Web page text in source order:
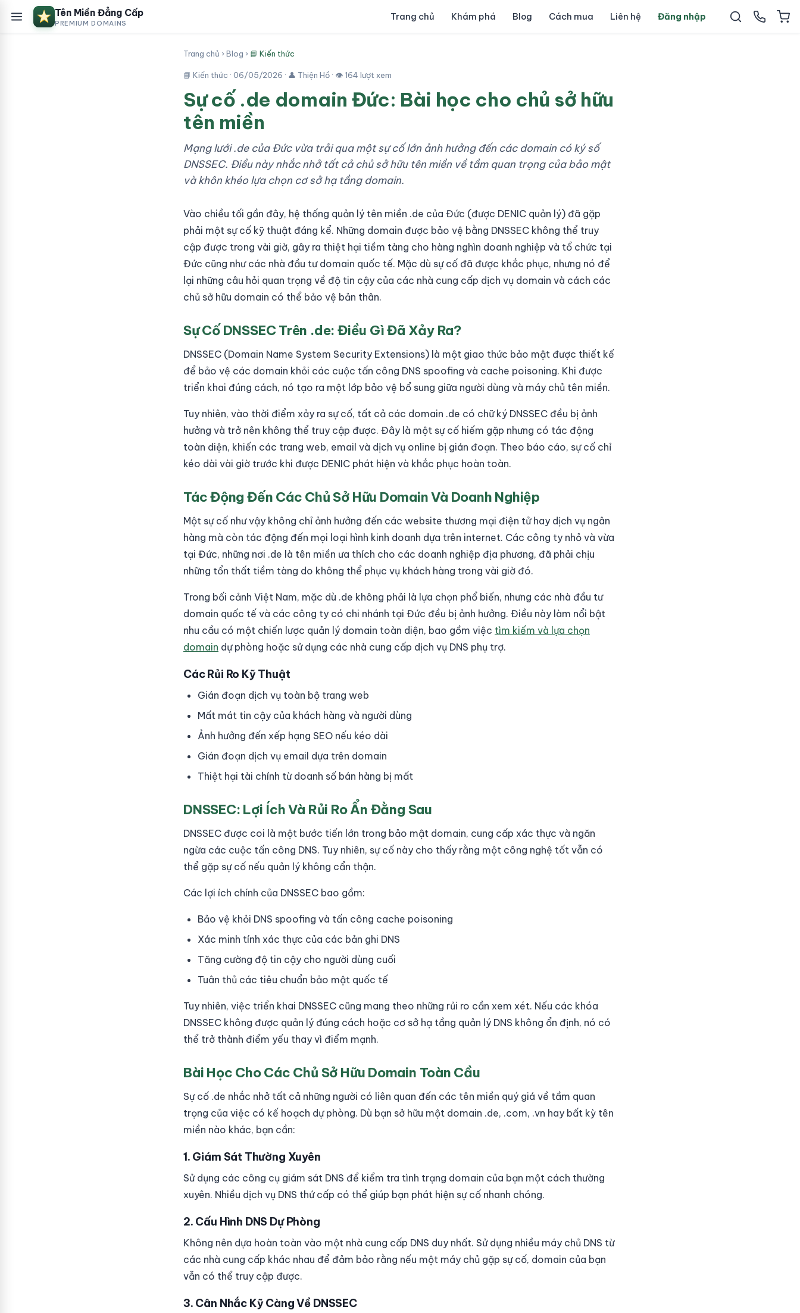
Tên Miền Đẳng Cấp
PREMIUM DOMAINS
Trang chủ Khám phá Blog Cách mua Liên hệ Đăng nhập
Trang chủ ›Blog › 📘 Kiến thức
📘 Kiến thức · 06/05/2026 · 👤 Thiện Hồ · 👁 164 lượt xem
Sự cố .de domain Đức: Bài học cho chủ sở hữu
tên miền
Mạng lưới .de của Đức vừa trải qua một sự cố lớn ảnh hưởng đến các domain có ký số
DNSSEC. Điều này nhắc nhở tất cả chủ sở hữu tên miền về tầm quan trọng của bảo mật
và khôn khéo lựa chọn cơ sở hạ tầng domain.
Vào chiều tối gần đây, hệ thống quản lý tên miền .de của Đức (được DENIC quản lý) đã gặp
phải một sự cố kỹ thuật đáng kể. Những domain được bảo vệ bằng DNSSEC không thể truy
cập được trong vài giờ, gây ra thiệt hại tiềm tàng cho hàng nghìn doanh nghiệp và tổ chức tại
Đức cũng như các nhà đầu tư domain quốc tế. Mặc dù sự cố đã được khắc phục, nhưng nó để
lại những câu hỏi quan trọng về độ tin cậy của các nhà cung cấp dịch vụ domain và cách các
chủ sở hữu domain có thể bảo vệ bản thân.
Sự Cố DNSSEC Trên .de: Điều Gì Đã Xảy Ra?
DNSSEC (Domain Name System Security Extensions) là một giao thức bảo mật được thiết kế
để bảo vệ các domain khỏi các cuộc tấn công DNS spoofing và cache poisoning. Khi được
triển khai đúng cách, nó tạo ra một lớp bảo vệ bổ sung giữa người dùng và máy chủ tên miền.
Tuy nhiên, vào thời điểm xảy ra sự cố, tất cả các domain .de có chữ ký DNSSEC đều bị ảnh
hưởng và trở nên không thể truy cập được. Đây là một sự cố hiếm gặp nhưng có tác động
toàn diện, khiến các trang web, email và dịch vụ online bị gián đoạn. Theo báo cáo, sự cố chỉ
kéo dài vài giờ trước khi được DENIC phát hiện và khắc phục hoàn toàn.
Tác Động Đến Các Chủ Sở Hữu Domain Và Doanh Nghiệp
Một sự cố như vậy không chỉ ảnh hưởng đến các website thương mại điện tử hay dịch vụ ngân
hàng mà còn tác động đến mọi loại hình kinh doanh dựa trên internet. Các công ty nhỏ và vừa
tại Đức, những nơi .de là tên miền ưa thích cho các doanh nghiệp địa phương, đã phải chịu
những tổn thất tiềm tàng do không thể phục vụ khách hàng trong vài giờ đó.
Trong bối cảnh Việt Nam, mặc dù .de không phải là lựa chọn phổ biến, nhưng các nhà đầu tư
domain quốc tế và các công ty có chi nhánh tại Đức đều bị ảnh hưởng. Điều này làm nổi bật
nhu cầu có một chiến lược quản lý domain toàn diện, bao gồm việc tìm kiếm và lựa chọn
domain dự phòng hoặc sử dụng các nhà cung cấp dịch vụ DNS phụ trợ.
Các Rủi Ro Kỹ Thuật
Gián đoạn dịch vụ toàn bộ trang web
Mất mát tin cậy của khách hàng và người dùng
Ảnh hưởng đến xếp hạng SEO nếu kéo dài
Gián đoạn dịch vụ email dựa trên domain
Thiệt hại tài chính từ doanh số bán hàng bị mất
DNSSEC: Lợi Ích Và Rủi Ro Ẩn Đằng Sau
DNSSEC được coi là một bước tiến lớn trong bảo mật domain, cung cấp xác thực và ngăn
ngừa các cuộc tấn công DNS. Tuy nhiên, sự cố này cho thấy rằng một công nghệ tốt vẫn có
thể gặp sự cố nếu quản lý không cẩn thận.
Các lợi ích chính của DNSSEC bao gồm:
Bảo vệ khỏi DNS spoofing và tấn công cache poisoning
Xác minh tính xác thực của các bản ghi DNS
Tăng cường độ tin cậy cho người dùng cuối
Tuân thủ các tiêu chuẩn bảo mật quốc tế
Tuy nhiên, việc triển khai DNSSEC cũng mang theo những rủi ro cần xem xét. Nếu các khóa
DNSSEC không được quản lý đúng cách hoặc cơ sở hạ tầng quản lý DNS không ổn định, nó có
thể trở thành điểm yếu thay vì điểm mạnh.
Bài Học Cho Các Chủ Sở Hữu Domain Toàn Cầu
Sự cố .de nhắc nhở tất cả những người có liên quan đến các tên miền quý giá về tầm quan
trọng của việc có kế hoạch dự phòng. Dù bạn sở hữu một domain .de, .com, .vn hay bất kỳ tên
miền nào khác, bạn cần:
1. Giám Sát Thường Xuyên
Sử dụng các công cụ giám sát DNS để kiểm tra tình trạng domain của bạn một cách thường
xuyên. Nhiều dịch vụ DNS thứ cấp có thể giúp bạn phát hiện sự cố nhanh chóng.
2. Cấu Hình DNS Dự Phòng
Không nên dựa hoàn toàn vào một nhà cung cấp DNS duy nhất. Sử dụng nhiều máy chủ DNS từ
các nhà cung cấp khác nhau để đảm bảo rằng nếu một máy chủ gặp sự cố, domain của bạn
vẫn có thể truy cập được.
3. Cân Nhắc Kỹ Càng Về DNSSEC